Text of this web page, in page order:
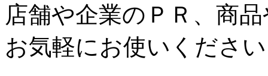
店舗や企業のＰＲ、商
お気軽にお使いくださ